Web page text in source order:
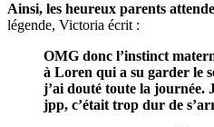
Ainsi, les heureux parents
légende, Victoria écrit :
OMG donc l’instinct
à Loren qui a su garder le
j’ai douté toute la journée.
jpp, c’était trop dur de